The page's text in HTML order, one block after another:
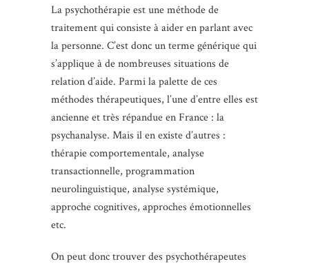
La psychothérapie est une méthode de
traitement qui consiste à aider en parlant avec
la personne. C’est donc un terme générique qui
s’applique à de nombreuses situations de
relation d’aide. Parmi la palette de ces
méthodes thérapeutiques, l’une d’entre elles est
ancienne et très répandue en France : la
psychanalyse. Mais il en existe d’autres :
thérapie comportementale, analyse
transactionnelle, programmation
neurolinguistique, analyse systémique,
approche cognitives, approches émotionnelles
etc.
On peut donc trouver des psychothérapeutes